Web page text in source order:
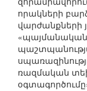
որակների
վարժանքների
ռազմական